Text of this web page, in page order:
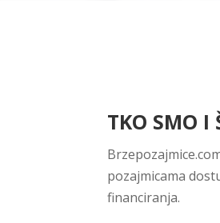
TKO SMO I
pozajmicama
financiranja.